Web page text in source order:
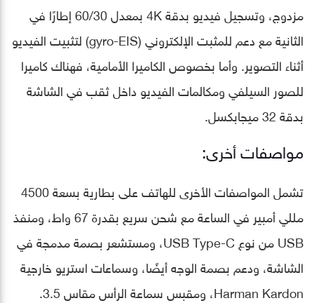
مزدوج، وتسجيل فيديو بدقة 4K بمعدل 60/30 إطارًا في
الثانية مع دعم للمثبت الإلكتروني (gyro-EIS) لتثبيت الفيديو
أثناء التصوير. وأما بخصوص الكاميرا الأمامية، فهناك كاميرا
للصور السيلفي ومكالمات الفيديو داخل ثقب في الشاشة
بدقة 32 ميجابكسل.
مواصفات أخرى:
تشمل المواصفات الأخرى للهاتف على بطارية بسعة 4500
مللي أمبير في الساعة مع شحن سريع بقدرة 67 واط، ومنفذ
USB من نوع USB Type-C، ومستشعر بصمة مدمجة في
الشاشة، ودعم بصمة الوجه أيضًا، وسماعات استريو خارجية
Harman Kardon، ومقبس سماعة الرأس مقاس 3.5.